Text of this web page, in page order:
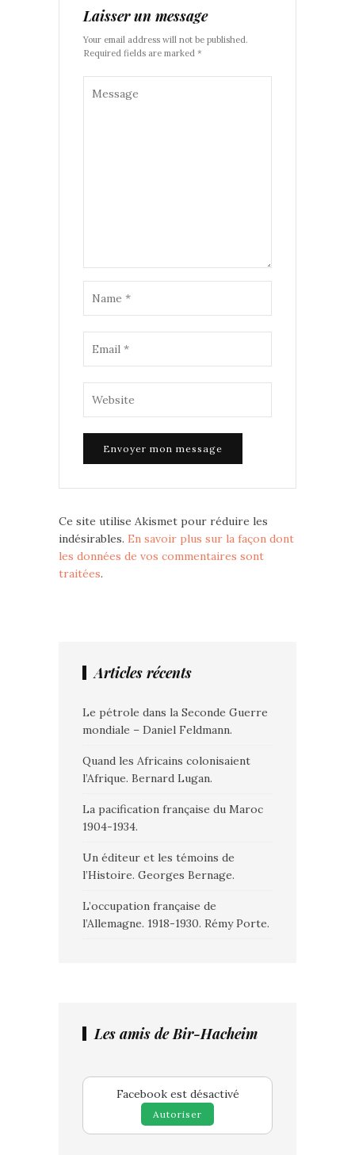
Laisser un message
Your email address will not be published.
Required fields are marked *
Ce site utilise Akismet pour réduire les
indésirables. En savoir plus sur la façon dont
les données de vos commentaires sont
traitées.
Articles récents
Le pétrole dans la Seconde Guerre
mondiale – Daniel Feldmann.
Quand les Africains colonisaient
l’Afrique. Bernard Lugan.
La pacification française du Maroc
1904-1934.
Un éditeur et les témoins de
l’Histoire. Georges Bernage.
L’occupation française de
l’Allemagne. 1918-1930. Rémy Porte.
Les amis de Bir-Hacheim
Facebook est désactivé
Autoriser